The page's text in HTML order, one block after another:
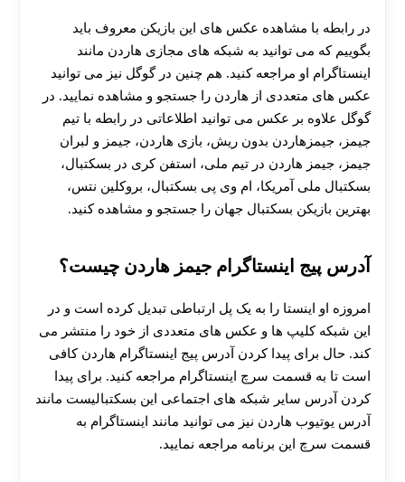
در رابطه با مشاهده عکس های این بازیکن معروف باید
بگوییم که می توانید به شبکه های مجازی هاردن مانند
اینستاگرام او مراجعه کنید. هم چنین در گوگل نیز می توانید
عکس های متعددی از هاردن را جستجو و مشاهده نمایید. در
گوگل علاوه بر عکس می توانید اطلاعاتی در رابطه با تیم
جیمز، جیمزهاردن بدون ریش، بازی هاردن، جیمز و لبران
جیمز، جیمز هاردن در تیم ملی، استفن کری در بسکتبال،
بسکتبال ملی آمریکا، ام وی پی بسکتبال، بروکلین نتس،
بهترین بازیکن بسکتبال جهان را جستجو و مشاهده کنید.
آدرس پیج اینستاگرام جیمز هاردن چیست؟
امروزه او اینستا را به یک پل ارتباطی تبدیل کرده است و در
این شبکه‌ کلیپ ها و عکس های متعددی از خود را منتشر می‌
کند. حال برای پیدا کردن آدرس پیج اینستاگرام هاردن کافی
است تا به قسمت سرچ اینستاگرام مراجعه کنید. برای پیدا
کردن آدرس سایر شبکه‌ های اجتماعی این بسکتبالیست مانند
آدرس یوتیوب هاردن نیز می‌ توانید مانند اینستاگرام به
قسمت سرچ این برنامه‌ مراجعه نمایید.